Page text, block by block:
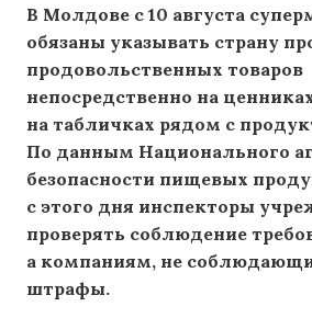
В Молдове с 10 августа
обязаны указывать страну
продовольственных товаров
непосредственно на
на табличках рядом с
По данным Национального
безопасности пищевых
с этого дня инспекторы
проверять соблюдение
а компаниям, не
штрафы.